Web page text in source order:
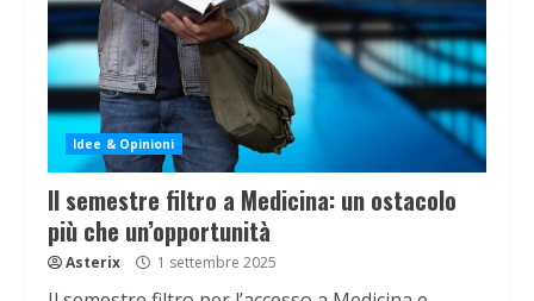
Idee & Opinioni
Il semestre filtro a Medicina: un ostacolo
più che un’opportunità
Asterix 1 settembre 2025